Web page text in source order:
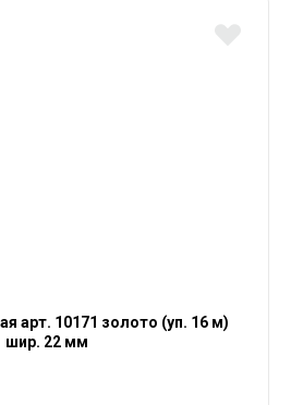
арт. 10171 золото (уп. 16 м)
шир. 22 мм